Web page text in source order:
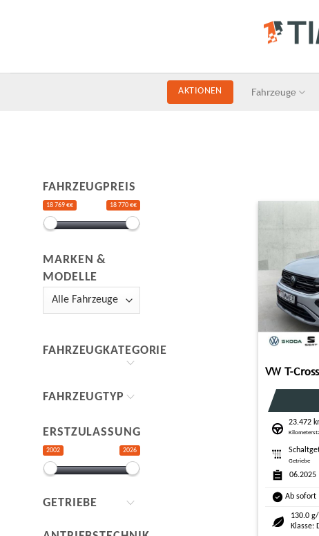
AKTIONEN Fahrzeuge
FAHRZEUGPREIS
18 769 €€ 18 770 €€
MARKEN &
MODELLE
FAHRZEUGKATEGORIE
FAHRZEUGTYP
ERSTZULASSUNG
2002 2026
GETRIEBE
23.472
Getriebe
06.2025
Ab sofort
130.0
Klasse: